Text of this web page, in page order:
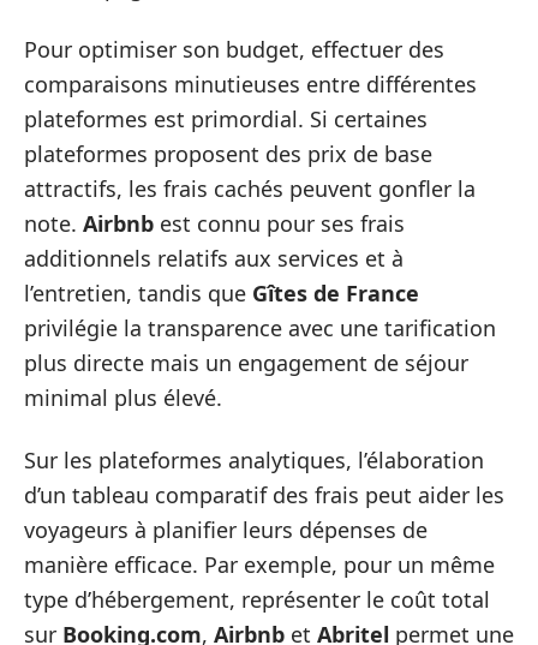
Pour optimiser son budget, effectuer des
comparaisons minutieuses entre différentes
plateformes est primordial. Si certaines
plateformes proposent des prix de base
attractifs, les frais cachés peuvent gonfler la
note. Airbnb est connu pour ses frais
additionnels relatifs aux services et à
l’entretien, tandis que Gîtes de France
privilégie la transparence avec une tarification
plus directe mais un engagement de séjour
minimal plus élevé.
Sur les plateformes analytiques, l’élaboration
d’un tableau comparatif des frais peut aider les
voyageurs à planifier leurs dépenses de
manière efficace. Par exemple, pour un même
type d’hébergement, représenter le coût total
sur Booking.com, Airbnb et Abritel permet une